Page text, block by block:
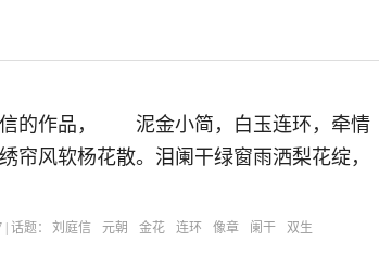
信的作品， 泥金小简，白玉连环，牵情
帘风软杨花散。泪阑干绿窗雨洒梨花绽，
| 话题： 刘庭信 元朝 金花 连环 像章 阑干 双生